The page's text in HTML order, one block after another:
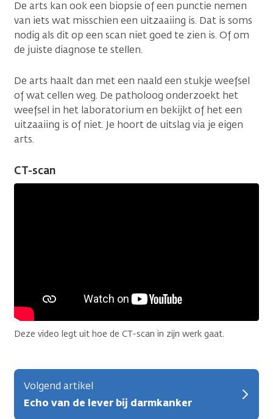
De arts kan ook een biopsie of een punctie nemen
van iets wat misschien een uitzaaiing is. Dat is soms
nodig als dit op een scan niet goed te zien is. Of om
de juiste diagnose te stellen.
De arts haalt dan met een naald een stukje weefsel
of wat cellen weg. De patholoog onderzoekt het
weefsel in het laboratorium en bekijkt of het een
uitzaaiing is of niet. Je hoort de uitslag via je eigen
arts.
CT-scan
Deze video legt uit hoe de CT-scan in zijn werk gaat.
Volgend artikel
Echo van de lever bij darmkanker